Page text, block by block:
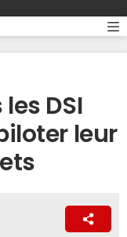
DSI
leur